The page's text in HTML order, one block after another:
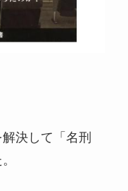
決して「名刑